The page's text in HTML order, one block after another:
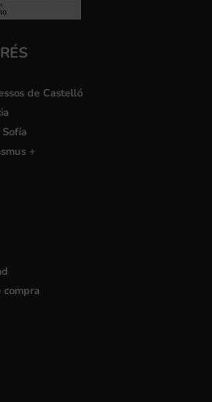
de Castelló
+
compra